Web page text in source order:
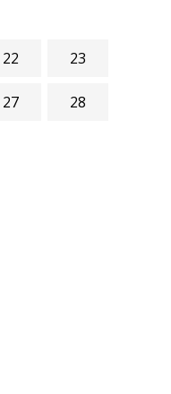
22 23
27 28